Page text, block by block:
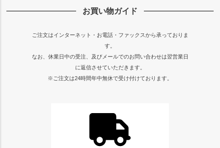
お買い物ガイド
ご注文はインターネット・お電話・ファックスから承っておりま
す。
なお、休業日中の受注、及びメールでのお問い合わせは翌営業日
に返信させていただきます。
※ご注文は24時間年中無休で受け付けております。